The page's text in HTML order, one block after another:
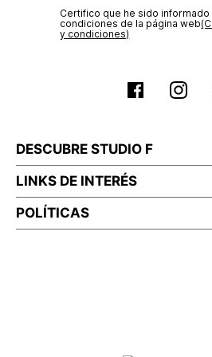
Certifico que he sido
condiciones de la página web‎
y condiciones)
DESCUBRE STUDIO F
LINKS DE INTERÉS
POLÍTICAS